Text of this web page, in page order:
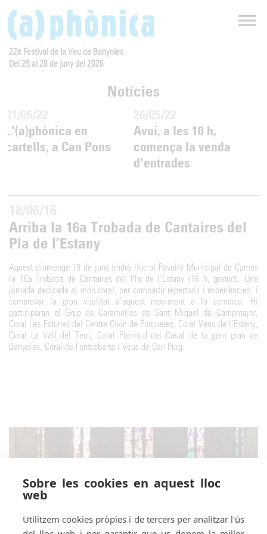
22è Festival de la Veu de Banyoles
Del 25 al 28 de juny del 2026
Notícies
L'(a)phònica en
cartells, a Can Pons
Avui, a les 10 h,
comença la venda
d'entrades
Arriba la 16a Trobada de Cantaires del
Pla de l’Estany
Aquest diumenge 19 de juny tindrà lloc al Pavelló Municipal de Camós
la 16a Trobada de Cantaires del Pla de l’Estany (18 h, gratuït). Una
jornada dedicada al món coral, per compartir repertoris i experiències, i
comprovar la gran vitalitat d’aquest moviment a la comarca. Hi
participaran el Grup de Caramelles de Sant Miquel de Campmajor,
Coral Les Estunes del Centre Cívic de Porqueres, Coral Veus de l’Estany,
Coral La Vall del Terri, Coral Plenitud del Casal de la gent gran de
Banyoles, Coral de Fontcoberta i Veus de Can Puig.
Sobre les cookies en aquest lloc
web
Utilitzem cookies pròpies i de tercers per analitzar l'ús